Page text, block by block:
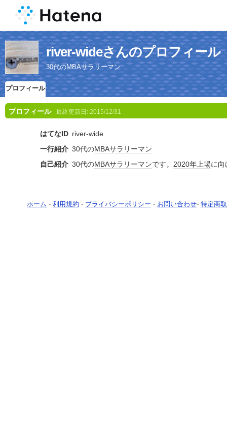
river-wideさんのプロフィール
30代のMBAサラリーマン
プロフィール
プロフィール 最終更新日: 2015/12/31
はてなID river-wide
一行紹介 30代のMBAサラリーマン
自己紹介 30代のMBAサラリーマンです。 2020年上場に向
ホーム - 利用規約 - プライバシーポリシー - お問い合わせ- 特定商